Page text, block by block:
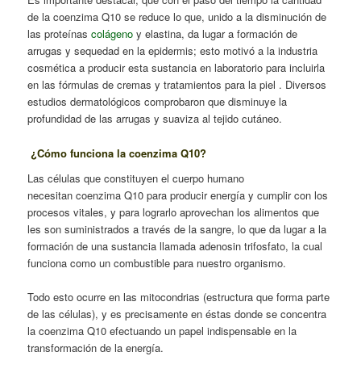
de la coenzima Q10 se reduce lo que, unido a la disminución de
las proteínascolágeno y elastina, da lugar a formación de
arrugas y sequedad en la epidermis; esto motivó a la industria
cosmética a producir esta sustancia en laboratorio para incluirla
en las fórmulas de cremas y tratamientos para la piel . Diversos
estudios dermatológicos comprobaron que disminuye la
profundidad de las arrugas y suaviza al tejido cutáneo.
¿Cómo funciona la coenzima Q10?
Las células que constituyen el cuerpo humano
necesitan coenzima Q10 para producir energía y cumplir con los
procesos vitales, y para lograrlo aprovechan los alimentos que
les son suministrados a través de la sangre, lo que da lugar a la
formación de una sustancia llamada adenosin trifosfato, la cual
funciona como un combustible para nuestro organismo.
Todo esto ocurre en las mitocondrias (estructura que forma parte
de las células), y es precisamente en éstas donde se concentra
la coenzima Q10 efectuando un papel indispensable en la
transformación de la energía.